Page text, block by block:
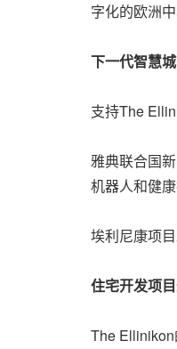
字化的欧洲中
下一代智慧
支持The
雅典联合国
机器人和健
埃利尼康项
住宅开发项
The Ellinikon